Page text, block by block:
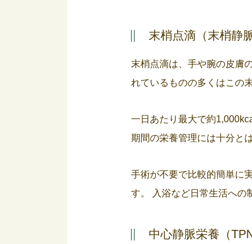
末梢点滴（末梢静
末梢点滴は、手や腕の皮膚
れているものの多くはこの
一日あたり最大で約
期間の栄養管理には十分と
手術が不要で比較的簡単に
す。 入浴など日常生活への
中心静脈栄養（TPN